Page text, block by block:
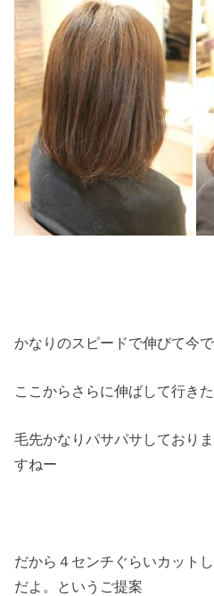
かなりのスピードで伸びて今
ここからさらに伸ばして行き
毛先かなりパサパサしており
すねー
だから４センチぐらいカット
だよ。というご提案